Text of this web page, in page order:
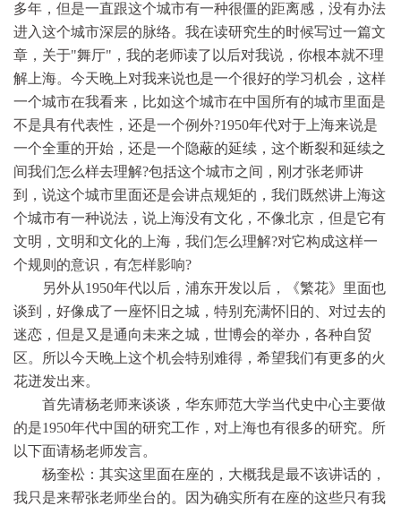
多年，但是一直跟这个城市有一种很僵的距离感，没有办法
进入这个城市深层的脉络。我在读研究生的时候写过一篇文
章，关于"舞厅"，我的老师读了以后对我说，你根本就不理
解上海。今天晚上对我来说也是一个很好的学习机会，这样
一个城市在我看来，比如这个城市在中国所有的城市里面是
不是具有代表性，还是一个例外?1950年代对于上海来说是
一个全重的开始，还是一个隐蔽的延续，这个断裂和延续之
间我们怎么样去理解?包括这个城市之间，刚才张老师讲
到，说这个城市里面还是会讲点规矩的，我们既然讲上海这
个城市有一种说法，说上海没有文化，不像北京，但是它有
文明，文明和文化的上海，我们怎么理解?对它构成这样一
个规则的意识，有怎样影响?
另外从1950年代以后，浦东开发以后，《繁花》里面也
谈到，好像成了一座怀旧之城，特别充满怀旧的、对过去的
迷恋，但是又是通向未来之城，世博会的举办，各种自贸
区。所以今天晚上这个机会特别难得，希望我们有更多的火
花迸发出来。
首先请杨老师来谈谈，华东师范大学当代史中心主要做
的是1950年代中国的研究工作，对上海也有很多的研究。所
以下面请杨老师发言。
杨奎松：其实这里面在座的，大概我是最不该讲话的，
我只是来帮张老师坐台的。因为确实所有在座的这些只有我